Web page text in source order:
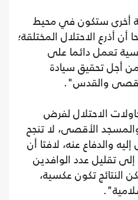
أخرى ستكون في محيط
أذرع الاحتلال المختلقة؛
تعمل دائما على
أجل تحقيق سيادة
والقدس".
الاحتلال لفرض
الأقصى، لا تنجح
والدفاع عنه، لافتا أن
تقليل عدد الوافدين
النتائج تكون عكسية،